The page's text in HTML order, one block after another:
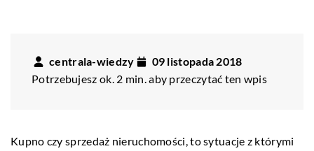
centrala-wiedzy
09 listopada 2018
Potrzebujesz ok. 2 min. aby przeczytać ten wpis
Kupno czy sprzedaż nieruchomości, to sytuacje z którymi